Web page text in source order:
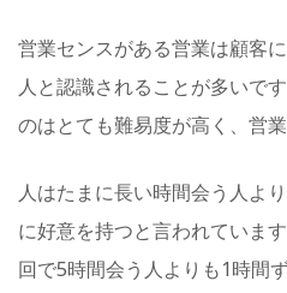
営業センスがある営業は顧客
人と認識されることが多いで
のはとても難易度が高く、営業
人はたまに長い時間会う人よ
に好意を持つと言われていま
回で5時間会う人よりも1時間